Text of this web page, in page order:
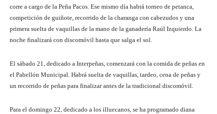
corre a cargo de la Peña Pacos. Ese mismo día habrá torneo de petanca,
competición de guiñote, recorrido de la charanga con cabezudos y una
primera suelta de vaquillas de la mano de la ganadería Raúl Izquierdo. La
noche finalizará con discomóvil hasta que salga el sol.
El sábado 21, dedicado a Interpeñas, comenzará con la comida de peñas en
el Pabellón Municipal. Habrá suelta de vaquillas, tardeo, cena de peñas y
un recorrido de peñas para finalizar antes de la tradicional discomóvil.
Para el domingo 22, dedicado a los illuecanos, se ha programado diana